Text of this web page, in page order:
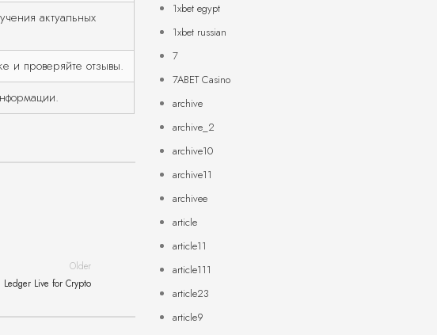
актуальных
и проверяйте отзывы.
Older
Live for Crypto
1xbet egypt
1xbet russian
7
7ABET Casino
archive
archive_2
archive10
archive11
archivee
article
article11
article111
article23
article9